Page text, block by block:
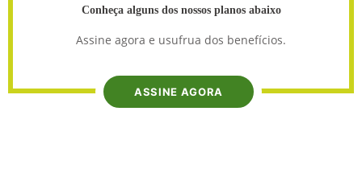
Conheça alguns dos nossos planos abaixo
Assine agora e usufrua dos benefícios.
ASSINE AGORA